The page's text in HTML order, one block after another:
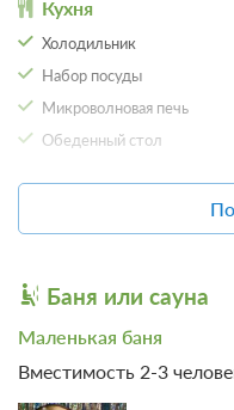
Кухня
Холодильник
Набор посуды
Микроволновая печь
Обеденный стол
Организация
Парковка
Бесплатная автостоянка /
Парковка
Баня или сауна
Маленькая баня
Вместимость 2-3